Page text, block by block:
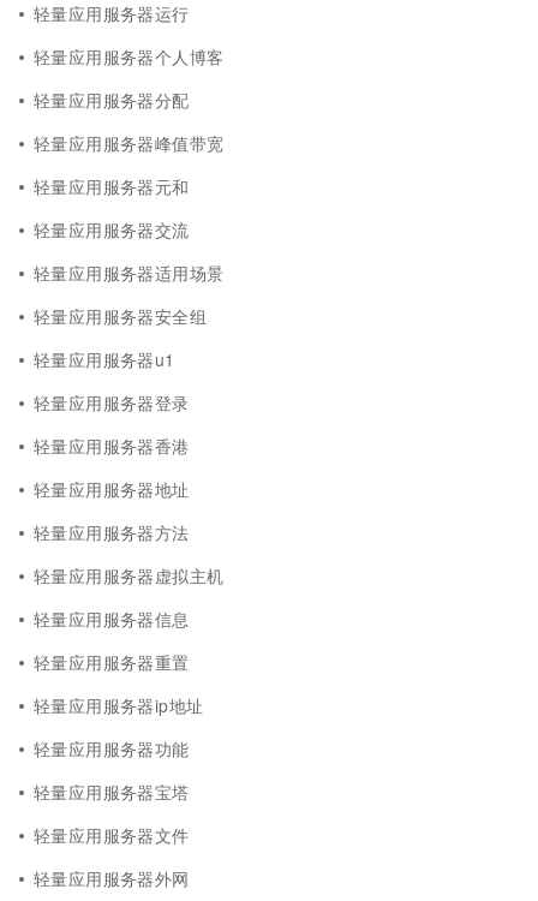
轻量应用服务器运行
轻量应用服务器个人博客
轻量应用服务器分配
轻量应用服务器峰值带宽
轻量应用服务器元和
轻量应用服务器交流
轻量应用服务器适用场景
轻量应用服务器安全组
轻量应用服务器u1
轻量应用服务器登录
轻量应用服务器香港
轻量应用服务器地址
轻量应用服务器方法
轻量应用服务器虚拟主机
轻量应用服务器信息
轻量应用服务器重置
轻量应用服务器ip地址
轻量应用服务器功能
轻量应用服务器宝塔
轻量应用服务器文件
轻量应用服务器外网